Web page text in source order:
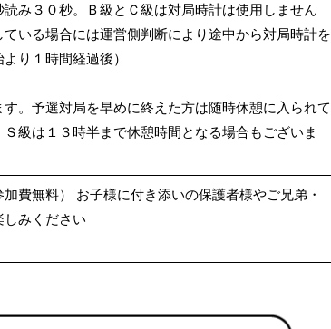
み３０秒。Ｂ級とＣ級は対局時計は使用しません
いる場合には運営側判断により途中から対局時計を
り１時間経過後）
。予選対局を早めに終えた方は随時休憩に入られて
級は１３時半まで休憩時間となる場合もございま
費無料） お子様に付き添いの保護者様やご兄弟・
みください